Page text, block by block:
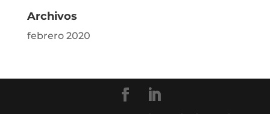
Archivos
febrero 2020